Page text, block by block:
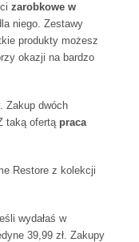
zarobkowe w
niego. Zestawy
produkty możesz
okazji na bardzo
Zakup dwóch
taką ofertą praca
Restore z kolekcji
wydałaś w
39,99 zł. Zakupy